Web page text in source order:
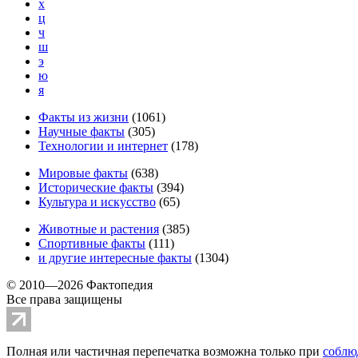
х
ц
ч
ш
э
ю
я
Факты из жизни (1061)
Научные факты (305)
Технологии и интернет (178)
Мировые факты (638)
Исторические факты (394)
Культура и искусство (65)
Животные и растения (385)
Спортивные факты (111)
и другие интересные факты (1304)
© 2010—2026 Фактопедия
Все права защищены
Полная или частичная перепечатка возможна только при